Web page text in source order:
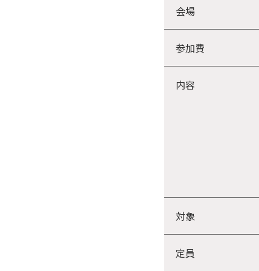
会場
参加費
内容
対象
定員